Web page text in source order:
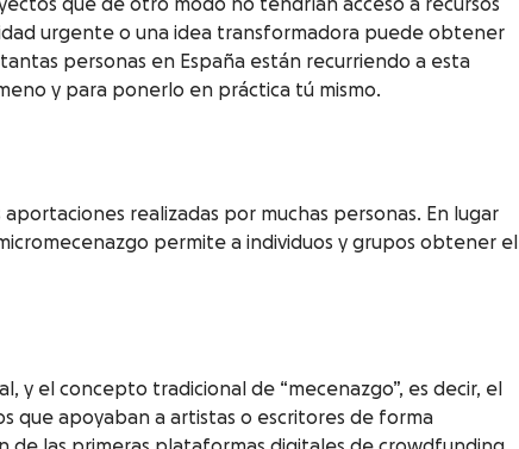
que de otro modo no tendrían acceso a recursos
urgente o una idea transformadora puede obtener
personas en España están recurriendo a esta
y para ponerlo en práctica tú mismo.
realizadas por muchas personas. En lugar
permite a individuos y grupos obtener el
y el concepto tradicional de “mecenazgo”, es decir, el
que apoyaban a artistas o escritores de forma